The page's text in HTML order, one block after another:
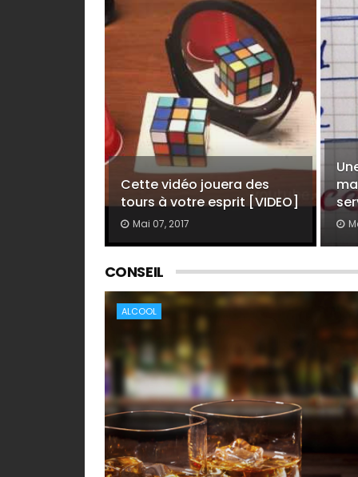
Cette vidéo jouera des
tours à votre esprit [VIDEO]
Mai 07, 2017
CONSEIL
ALCOOL